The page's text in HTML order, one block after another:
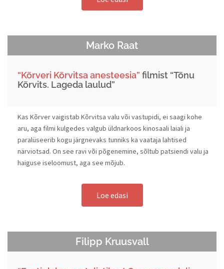
Marko Raat
“Kõrveri Kõrvitsa anesteesia” filmist “Tõnu
Kõrvits. Lageda laulud”
Kas Kõrver vaigistab Kõrvitsa valu või vastupidi, ei saagi kohe
aru, aga filmi kulgedes valgub üldnarkoos kinosaali laiali ja
paralüseerib kogu järgnevaks tunniks ka vaataja lahtised
närviotsad. On see ravi või põgenemine, sõltub patsiendi valu ja
haiguse iseloomust, aga see mõjub.
Loe edasi
Filipp Kruusvall